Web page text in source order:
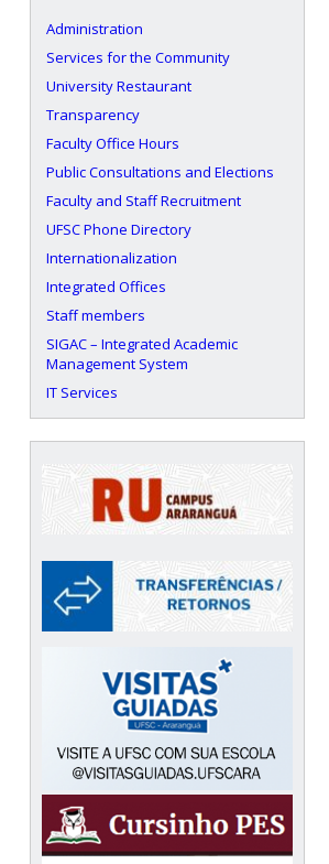
Administration
Services for the Community
University Restaurant
Transparency
Faculty Office Hours
Public Consultations and Elections
Faculty and Staff Recruitment
UFSC Phone Directory
Internationalization
Integrated Offices
Staff members
SIGAC – Integrated Academic
Management System
IT Services